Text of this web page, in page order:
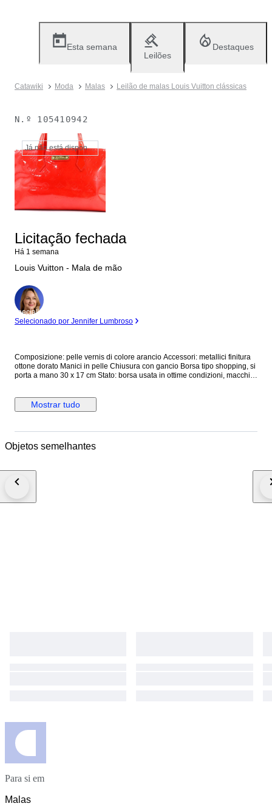
Esta semana
Leilões
Destaques
Catawiki Moda Malas Leilão de malas Louis Vuitton clássicas
N.º 105410942
Já não está disponível
Licitação fechada
Há 1 semana
Louis Vuitton - Mala de mão
Especialista
Selecionado por Jennifer Lumbroso
Composizione: pelle vernis di colore arancio Accessori: metallici finitura
ottone dorato Manici in pelle Chiusura con gancio Borsa tipo shopping, si
porta a mano 30 x 17 cm Stato: borsa usata in ottime condizioni, macchia
Mostrar tudo
Objetos semelhantes
Para si em
Malas